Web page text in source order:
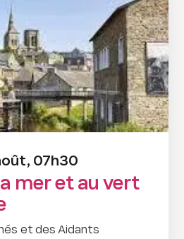
07h30
mer et au vert
et des Aidants